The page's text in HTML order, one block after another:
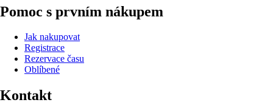
Pomoc s prvním nákupem
Jak nakupovat
Registrace
Rezervace času
Oblíbené
Kontakt